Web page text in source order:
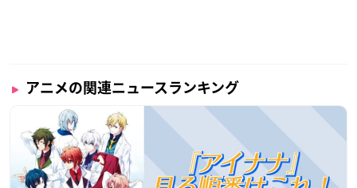
アニメの関連ニュースランキング